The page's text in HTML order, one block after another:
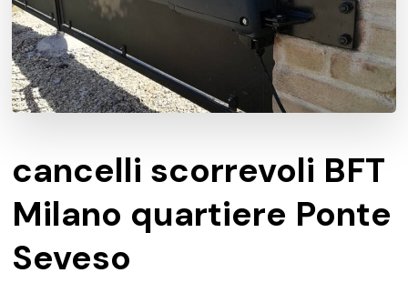
cancelli scorrevoli BFT
Milano quartiere Ponte
Seveso